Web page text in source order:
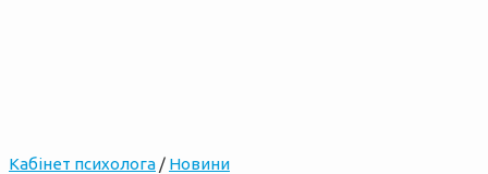
Кабінет психолога / Новини